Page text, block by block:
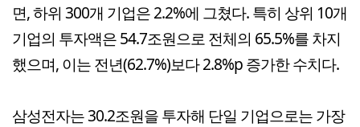
면, 하위 300개 기업은 2.2%에 그쳤다. 특히 상위 10개
기업의 투자액은 54.7조원으로 전체의 65.5%를 차지
했으며, 이는 전년(62.7%)보다 2.8%p 증가한 수치다.
삼성전자는 30.2조원을 투자해 단일 기업으로는 가장